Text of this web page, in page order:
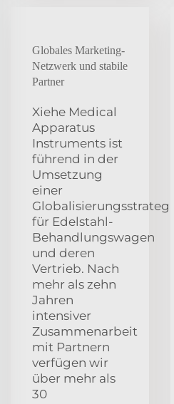
Globales Marketing-
Netzwerk und stabile
Partner
Xiehe Medical
Apparatus
Instruments ist
führend in der
Umsetzung
einer
Globalisierungsstrategie
für Edelstahl-
Behandlungswagen
und deren
Vertrieb. Nach
mehr als zehn
Jahren
intensiver
Zusammenarbeit
mit Partnern
verfügen wir
über mehr als
30